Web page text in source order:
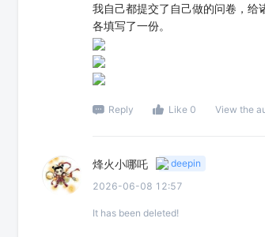
我自己都提交了自己做的问卷，给
各填写了一份。
Reply Like 0 View the
烽火小哪吒
deepin
2026-06-08 12:57
It has been deleted!